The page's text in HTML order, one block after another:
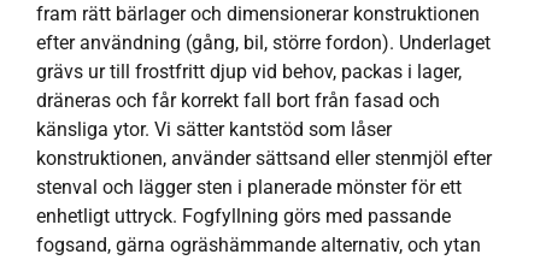
fram rätt bärlager och dimensionerar konstruktionen
efter användning (gång, bil, större fordon). Underlaget
grävs ur till frostfritt djup vid behov, packas i lager,
dräneras och får korrekt fall bort från fasad och
känsliga ytor. Vi sätter kantstöd som låser
konstruktionen, använder sättsand eller stenmjöl efter
stenval och lägger sten i planerade mönster för ett
enhetligt uttryck. Fogfyllning görs med passande
fogsand, gärna ogräshämmande alternativ, och ytan